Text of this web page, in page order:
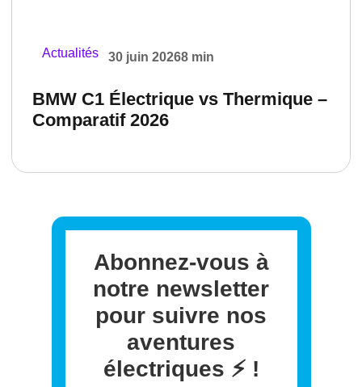
Actualités 30 juin 20268 min
BMW C1 Électrique vs Thermique –
Comparatif 2026
Abonnez-vous à
notre newsletter
pour suivre nos
aventures
électriques ⚡️ !